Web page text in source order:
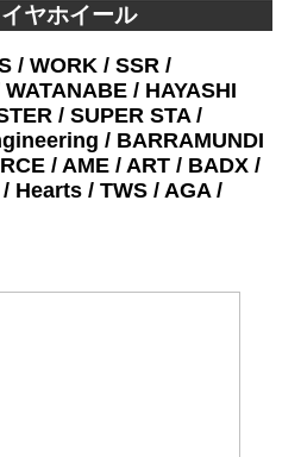
ヤホイール
/ WORK / SSR /
/ HAYASHI
/ SUPER STA /
/ BARRAMUNDI
/ AME / ART / BADX /
Hearts / TWS / AGA /